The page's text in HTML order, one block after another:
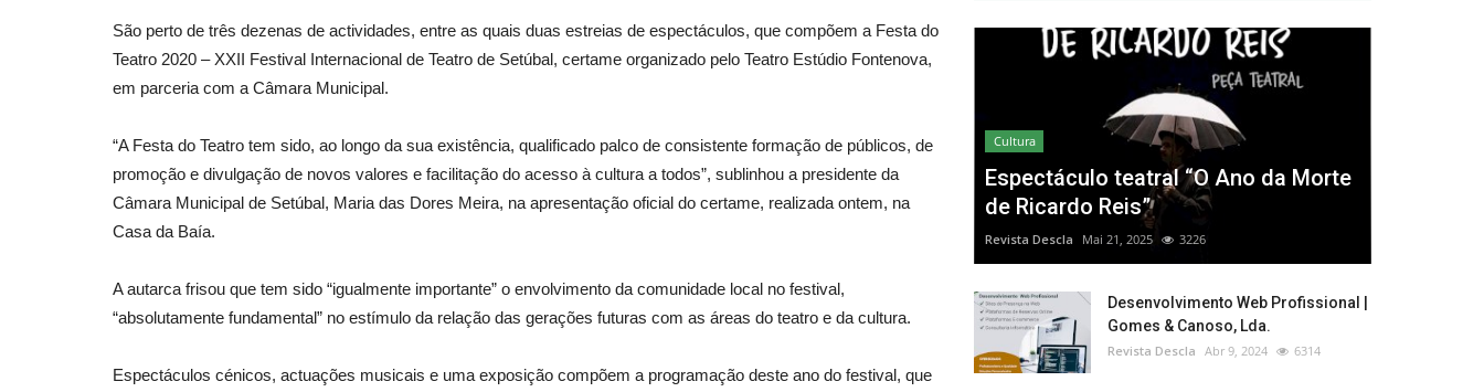
São perto de três dezenas de actividades, entre as quais duas estreias de espectáculos, que compõem a Festa do
Teatro 2020 – XXII Festival Internacional de Teatro de Setúbal, certame organizado pelo Teatro Estúdio Fontenova,
em parceria com a Câmara Municipal.
“A Festa do Teatro tem sido, ao longo da sua existência, qualificado palco de consistente formação de públicos, de
promoção e divulgação de novos valores e facilitação do acesso à cultura a todos”, sublinhou a presidente da
Câmara Municipal de Setúbal, Maria das Dores Meira, na apresentação oficial do certame, realizada ontem, na
Casa da Baía.
A autarca frisou que tem sido “igualmente importante” o envolvimento da comunidade local no festival,
“absolutamente fundamental” no estímulo da relação das gerações futuras com as áreas do teatro e da cultura.
Espectáculos cénicos, actuações musicais e uma exposição compõem a programação deste ano do festival, que
Cultura
Espectáculo teatral “O Ano da Morte
de Ricardo Reis”
Revista Descla Mai 21, 2025 3226
Desenvolvimento Web Profissional |
Gomes & Canoso, Lda.
Revista Descla Abr 9, 2024 6314